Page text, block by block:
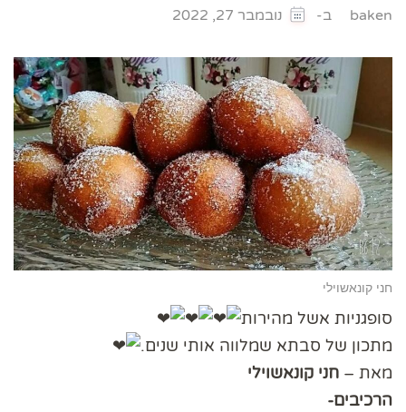
baken ב- נובמבר 27, 2022
חני קונאשוילי
סופגניות אשל מהירות
מתכון של סבתא שמלווה אותי שנים.
מאת – חני קונאשוילי
הרכיבים-